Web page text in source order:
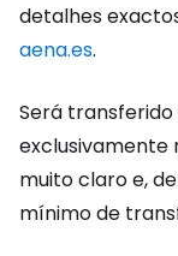
detalhes
aena.es.
Será
exclusivamente
muito claro e,
mínimo de